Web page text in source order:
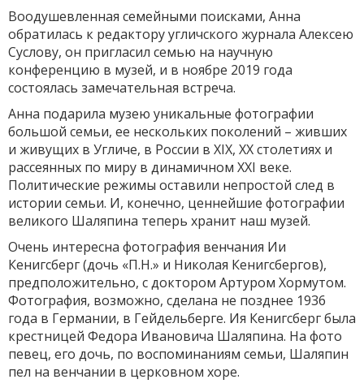
Воодушевленная семейными поисками, Анна
обратилась к редактору угличского журнала Алексею
Суслову, он пригласил семью на научную
конференцию в музей, и в ноябре 2019 года
состоялась замечательная встреча.
Анна подарила музею уникальные фотографии
большой семьи, ее нескольких поколений – живших
и живущих в Угличе, в России в ХIХ, ХХ столетиях и
рассеянных по миру в динамичном ХХI веке.
Политические режимы оставили непростой след в
истории семьи. И, конечно, ценнейшие фотографии
великого Шаляпина теперь хранит наш музей.
Очень интересна фотография венчания Ии
Кенигсберг (дочь «П.Н.» и Николая Кенигсбергов),
предположительно, с доктором Артуром Хормутом.
Фотография, возможно, сделана не позднее 1936
года в Германии, в Гейдельберге. Ия Кенигсберг была
крестницей Федора Ивановича Шаляпина. На фото
певец, его дочь, по воспоминаниям семьи, Шаляпин
пел на венчании в церковном хоре.